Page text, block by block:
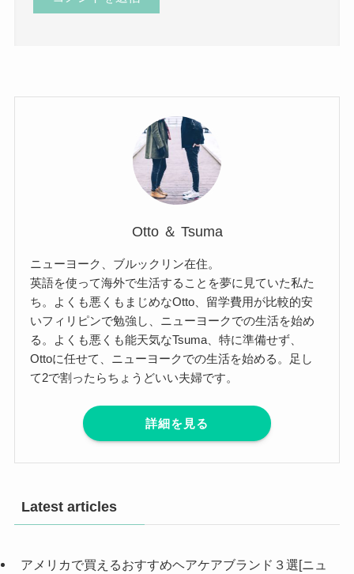
Otto ＆ Tsuma
ニューヨーク、ブルックリン在住。
英語を使って海外で生活することを夢に見ていた私た
ち。よくも悪くもまじめなOtto、留学費用が比較的安
いフィリピンで勉強し、ニューヨークでの生活を始め
る。よくも悪くも能天気なTsuma、特に準備せず、
Ottoに任せて、ニューヨークでの生活を始める。足し
て2で割ったらちょうどいい夫婦です。
詳細を見る
Latest articles
アメリカで買えるおすすめヘアケアブランド３選[ニュ